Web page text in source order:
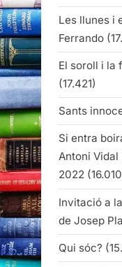
Les llunes i
Ferrando
El soroll i la
(17.421)
Sants
Si entra
Antoni Vidal
2022
Invitació a
de Josep Pla
Qui sóc?